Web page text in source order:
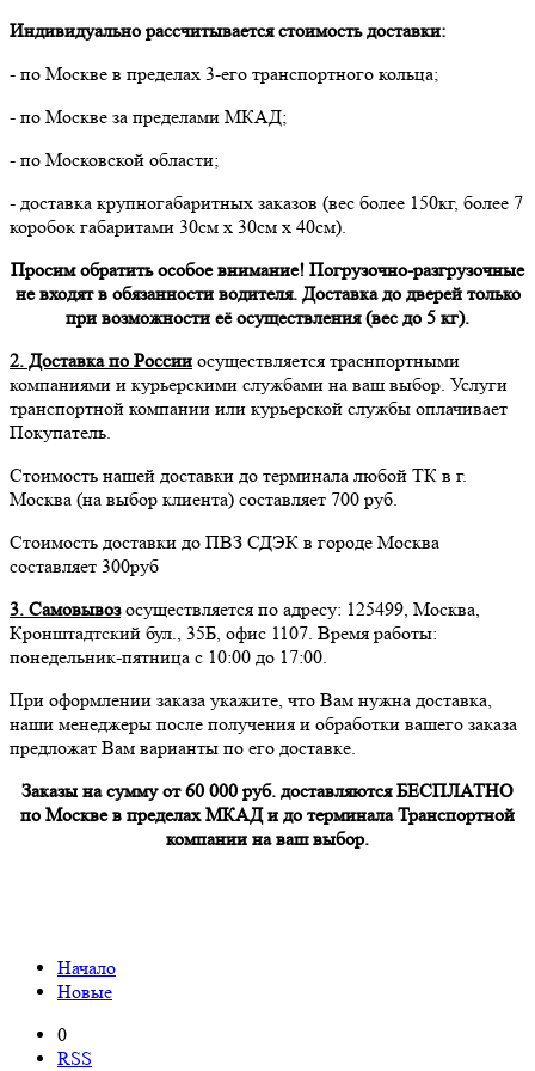
Индивидуально рассчитывается стоимость доставки:
- по Москве в пределах 3-его транспортного кольца;
- по Москве за пределами МКАД;
- по Московской области;
- доставка крупногабаритных заказов (вес более 150кг, более 7
коробок габаритами 30см х 30см х 40см).
Просим обратить особое внимание! Погрузочно-разгрузочные
не входят в обязанности водителя. Доставка до дверей только
при возможности её осуществления (вес до 5 кг).
2. Доставка по России осуществляется траснпортными
компаниями и курьерскими службами на ваш выбор. Услуги
транспортной компании или курьерской службы оплачивает
Покупатель.
Стоимость нашей доставки до терминала любой ТК в г.
Москва (на выбор клиента) составляет 700 руб.
Стоимость доставки до ПВЗ СДЭК в городе Москва
составляет 300руб
3. Самовывозосуществляется по адресу: 125499, Москва,
Кронштадтский бул., 35Б, офис 1107. Время работы:
понедельник-пятница с 10:00 до 17:00.
При оформлении заказа укажите, что Вам нужна доставка,
наши менеджеры после получения и обработки вашего заказа
предложат Вам варианты по его доставке.
Заказы на сумму от 60 000 руб. доставляются БЕСПЛАТНО
по Москве в пределах МКАД и до терминала Транспортной
компании на ваш выбор.
Начало
Новые
0
RSS